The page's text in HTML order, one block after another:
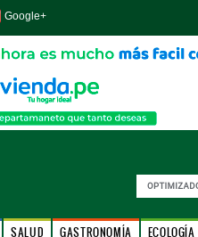
Google+
SALUD GASTRONOMÍA ECOLOGÍA